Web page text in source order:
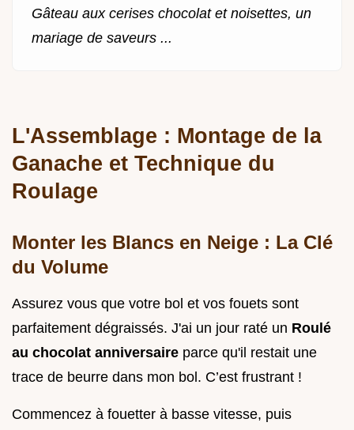
Gâteau aux cerises chocolat et noisettes, un
mariage de saveurs ...
L'Assemblage : Montage de la
Ganache et Technique du
Roulage
Monter les Blancs en Neige : La Clé
du Volume
Assurez vous que votre bol et vos fouets sont
parfaitement dégraissés. J'ai un jour raté un Roulé
au chocolat anniversaire parce qu'il restait une
trace de beurre dans mon bol. C’est frustrant !
Commencez à fouetter à basse vitesse, puis